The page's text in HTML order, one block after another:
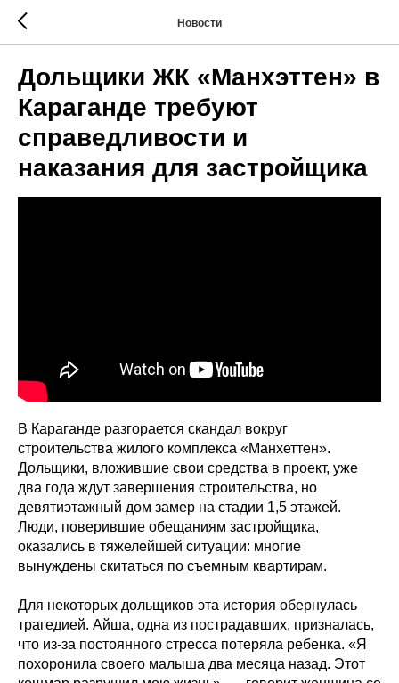
Новости
Дольщики ЖК «Манхэттен» в
Караганде требуют
справедливости и
наказания для застройщика
В Караганде разгорается скандал вокруг
строительства жилого комплекса «Манхеттен».
Дольщики, вложившие свои средства в проект, уже
два года ждут завершения строительства, но
девятиэтажный дом замер на стадии 1,5 этажей.
Люди, поверившие обещаниям застройщика,
оказались в тяжелейшей ситуации: многие
вынуждены скитаться по съемным квартирам.
Для некоторых дольщиков эта история обернулась
трагедией. Айша, одна из пострадавших, призналась,
что из-за постоянного стресса потеряла ребенка. «Я
похоронила своего малыша два месяца назад. Этот